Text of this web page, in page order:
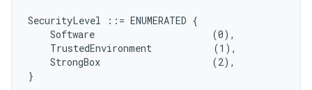
SecurityLevel ::= ENUMERATED {
    Software                     (0),
    TrustedEnvironment           (1),
    StrongBox                    (2),
}